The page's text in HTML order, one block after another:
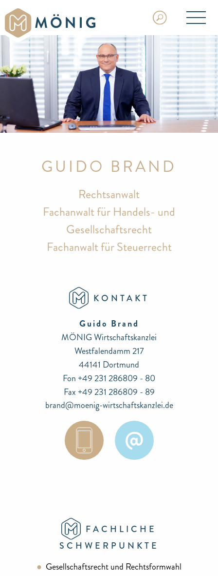
GUIDO BRAND
Rechtsanwalt
Fachanwalt für Handels- und
Gesellschaftsrecht
Fachanwalt für Steuerrecht
KONTAKT
Guido Brand
MÖNIG Wirtschaftskanzlei
Westfalendamm 217
44141 Dortmund
Fon +49 231 286809 - 80
Fax +49 231 286809 - 89
brand@moenig-wirtschaftskanzlei.de
FACHLICHE
SCHWERPUNKTE
Gesellschaftsrecht und Rechtsformwahl